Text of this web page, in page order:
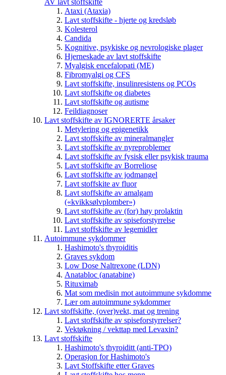
AV lavt stoffskifte
Ataxi (Ataxia)
Lavt stoffskifte - hjerte og kredsløb
Kolesterol
Candida
Kognitive, psykiske og nevrologiske plager
Hjerneskade av lavt stoffskifte
Myalgisk encefalopati (ME)
Fibromyalgi og CFS
Lavt stoffskifte, insulinresistens og PCOs
Lavt stoffskifte og diabetes
Lavt stoffskifte og autisme
Feildiagnoser
Lavt stoffskifte av IGNORERTE årsaker
Metylering og epigenetikk
Lavt stoffskifte av mineralmangler
Lavt stoffskifte av nyreproblemer
Lavt stoffskifte av fysisk eller psykisk trauma
Lavt stoffskifte av Borreliose
Lavt stoffskifte av jodmangel
Lavt stoffskite av fluor
Lavt stoffskifte av amalgam
(«kvikksølvplomber»)
Lavt stoffskifte av (for) høy prolaktin
Lavt stoffskifte av spiseforstyrrelse
Lavt stoffskifte av legemidler
Autoimmune sykdommer
Hashimoto's thyroiditis
Graves sykdom
Low Dose Naltrexone (LDN)
Anatabloc (anatabine)
Rituximab
Mat som medisin mot autoimmune sykdomme
Lær om autoimmune sykdommer
Lavt stoffskifte, (over)vekt, mat og trening
Lavt stoffskifte av spiseforstyrrelser?
Vektøkning / vekttap med Levaxin?
Lavt stoffskifte
Hashimoto's thyroiditt (anti-TPO)
Operasjon for Hashimoto's
Lavt Stoffskifte etter Graves